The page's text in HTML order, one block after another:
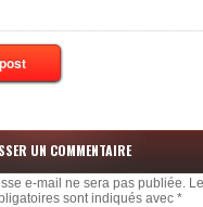
UN COMMENTAIRE
e-mail ne sera pas publiée.
sont indiqués avec *